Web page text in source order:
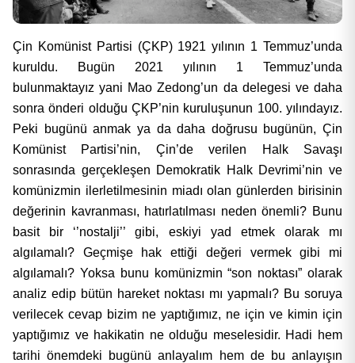
Çin Komünist Partisi (ÇKP) 1921 yılının 1 Temmuz’unda
kuruldu. Bugün 2021 yılının 1 Temmuz’unda
bulunmaktayız yani Mao Zedong’un da delegesi ve daha
sonra önderi olduğu ÇKP’nin kuruluşunun 100. yılındayız.
Peki bugünü anmak ya da daha doğrusu bugünün, Çin
Komünist Partisi’nin, Çin’de verilen Halk Savaşı
sonrasında gerçekleşen Demokratik Halk Devrimi’nin ve
komünizmin ilerletilmesinin miadı olan günlerden birisinin
değerinin kavranması, hatırlatılması neden önemli? Bunu
basit bir ‘’nostalji’’ gibi, eskiyi yad etmek olarak mı
algılamalı? Geçmişe hak ettiği değeri vermek gibi mi
algılamalı? Yoksa bunu komünizmin “son noktası” olarak
analiz edip bütün hareket noktası mı yapmalı? Bu soruya
verilecek cevap bizim ne yaptığımız, ne için ve kimin için
yaptığımız ve hakikatin ne olduğu meselesidir. Hadi hem
tarihi önemdeki bugünü anlayalım hem de bu anlayışın